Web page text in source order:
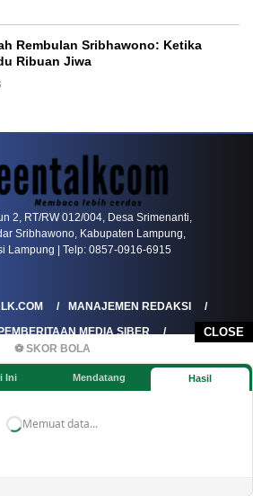
CLOSE
⚽ SKOR BOLA
Ini Mendatang Hasil
Memuat data...
Rembulan Sribhawono: Ketika
Ribuan Jiwa
2, RT/RW 012/004, Desa Srimenanti,
Sribhawono, Kabupaten Lampung,
Lampung | Telp: 0857-0916-6915
MANAJEMEN REDAKSI
MEDIA SIBER
RAMAH ANAK
KEBIJAKAN IKLAN / ADVERTORIAL